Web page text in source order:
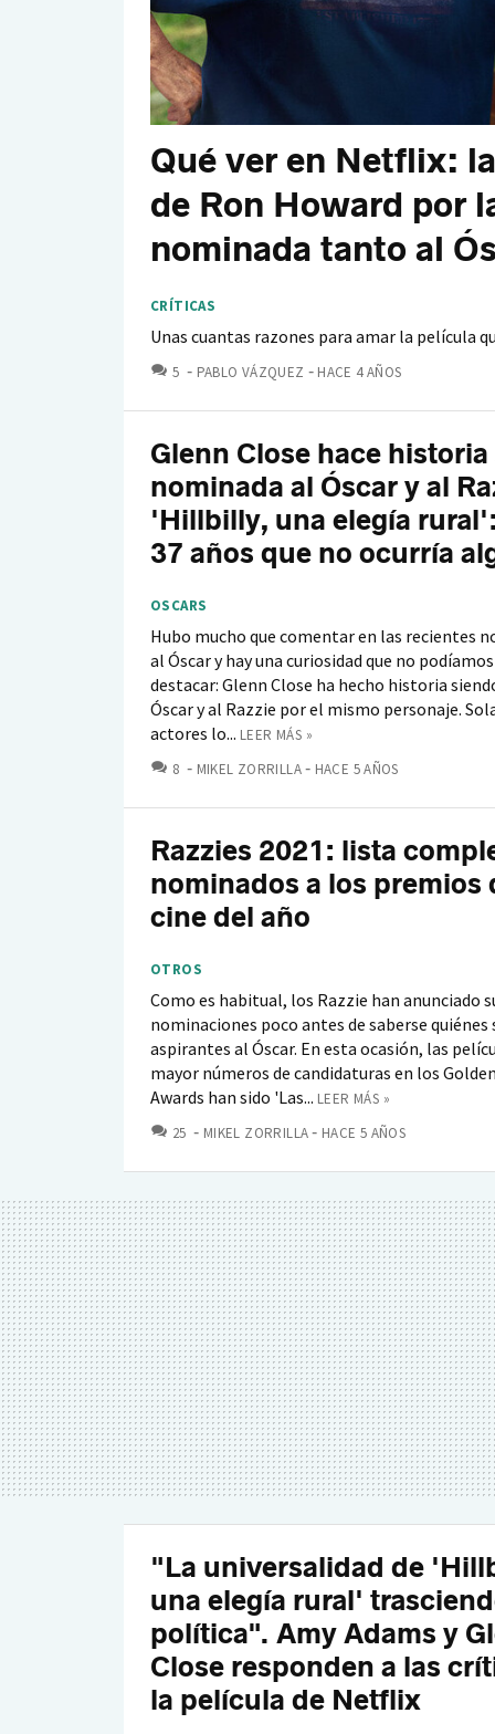
Qué ver en Netflix:
de Ron Howard por
nominada tanto al
CRÍTICAS
Unas cuantas razones para amar la película
5 COMENTARIOS
PABLO VÁZQUEZ HACE 4 AÑOS
Glenn Close hace
nominada al Óscar y al
'Hillbilly, una elegía
37 años que no ocurría
OSCARS
Hubo mucho que comentar en las recientes
al Óscar y hay una curiosidad que no
destacar: Glenn Close ha hecho historia
Óscar y al Razzie por el mismo personaje.
actores lo... LEER MÁS »
8 COMENTARIOS
MIKEL ZORRILLA HACE 5 AÑOS
Razzies 2021: lista
nominados a los premios
cine del año
OTROS
Como es habitual, los Razzie han anunciado
nominaciones poco antes de saberse quiénes
aspirantes al Óscar. En esta ocasión, las
mayor números de candidaturas en los
Awards han sido 'Las... LEER MÁS »
25 COMENTARIOS
MIKEL ZORRILLA HACE 5 AÑOS
"La universalidad de
una elegía rural'
política". Amy Adams y
Close responden a las
la película de Netflix